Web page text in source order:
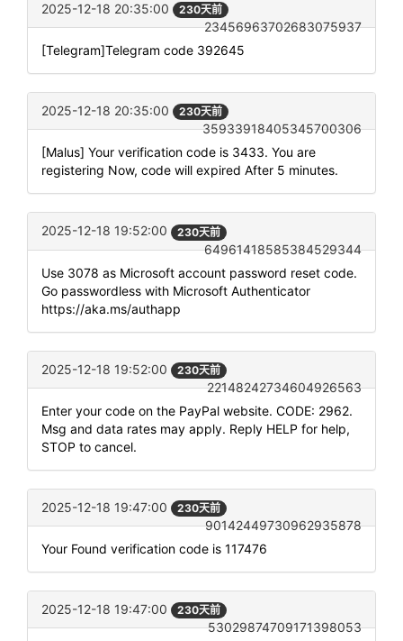
2025-12-18 20:35:00 230天前
23456963702683075937
[Telegram]Telegram code 392645
2025-12-18 20:35:00 230天前
35933918405345700306
[Malus] Your verification code is 3433. You are
registering Now, code will expired After 5 minutes.
2025-12-18 19:52:00 230天前
64961418585384529344
Use 3078 as Microsoft account password reset code.
Go passwordless with Microsoft Authenticator
https://aka.ms/authapp
2025-12-18 19:52:00 230天前
22148242734604926563
Enter your code on the PayPal website. CODE: 2962.
Msg and data rates may apply. Reply HELP for help,
STOP to cancel.
2025-12-18 19:47:00 230天前
90142449730962935878
Your Found verification code is 117476
2025-12-18 19:47:00 230天前
53029874709171398053